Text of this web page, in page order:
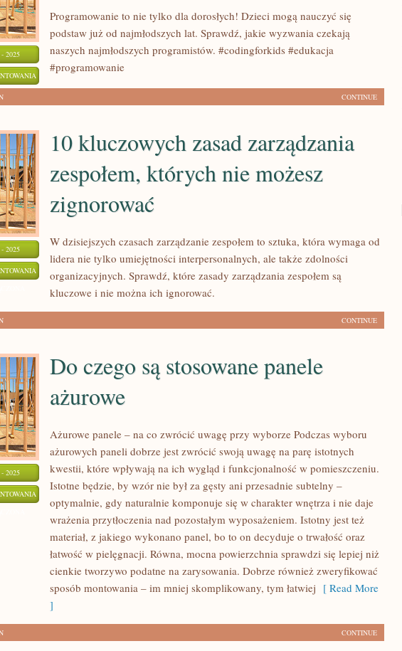
POCZĄTKUJĄCYCH
2025
DZIECIĘCE
NAUCE
PROGRAMOWANIA
Programowanie to nie tylko dla dorosłych! Dzieci mogą nauczyć się
podstaw już od najmłodszych lat. Sprawdź, jakie wyzwania czekają
naszych najmłodszych programistów. #codingforkids #edukacja
#programowanie
CONTINUE
2025
KLUCZOWYCH
KTÓRYCH
MOŻESZ
10 kluczowych zasad zarządzania
zespołem, których nie możesz
zignorować
W dzisiejszych czasach zarządzanie zespołem to sztuka, która wymaga od
lidera nie tylko umiejętności interpersonalnych, ale także zdolności
organizacyjnych. Sprawdź, które zasady zarządzania zespołem są
kluczowe i nie można ich ignorować.
CONTINUE
2025
CZEGO
Do czego są stosowane panele
ażurowe
Ażurowe panele – na co zwrócić uwagę przy wyborze Podczas wyboru
ażurowych paneli dobrze jest zwrócić swoją uwagę na parę istotnych
kwestii, które wpływają na ich wygląd i funkcjonalność w pomieszczeniu.
Istotne będzie, by wzór nie był za gęsty ani przesadnie subtelny –
optymalnie, gdy naturalnie komponuje się w charakter wnętrza i nie daje
wrażenia przytłoczenia nad pozostałym wyposażeniem. Istotny jest też
materiał, z jakiego wykonano panel, bo to on decyduje o trwałość oraz
łatwość w pielęgnacji. Równa, mocna powierzchnia sprawdzi się lepiej niż
cienkie tworzywo podatne na zarysowania. Dobrze również zweryfikować
sposób montowania – im mniej skomplikowany, tym łatwiej [ Read More
]
CONTINUE